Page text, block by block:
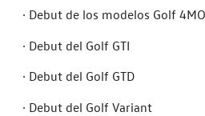
· Debut de los modelos Golf
· Debut del Golf GTI
· Debut del Golf GTD
· Debut del Golf Variant